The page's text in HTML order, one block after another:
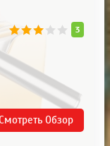
3
Обзор